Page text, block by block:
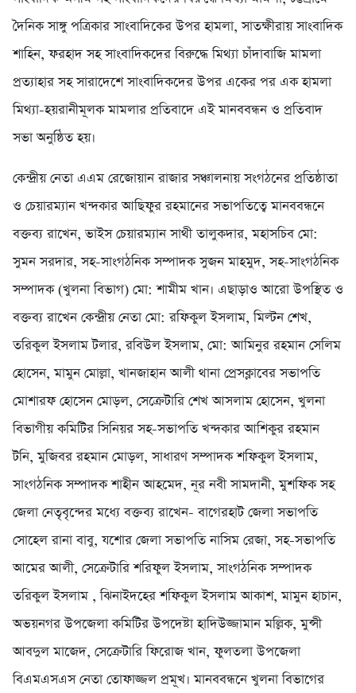
দৈনিক সাঙ্গু পত্রিকার সাংবাদিকের উপর হামলা, সাতক্ষীরায় সাংবাদিক
শাহিন, ফরহাদ সহ সাংবাদিকদের বিরুদ্ধে মিথ্যা চাঁদাবাজি মামলা
প্রত্যাহার সহ সারাদেশে সাংবাদিকদের উপর একের পর এক হামলা
মিথ্যা-হয়রানীমূলক মামলার প্রতিবাদে এই মানববন্ধন ও প্রতিবাদ
সভা অনুষ্ঠিত হয়।
কেন্দ্রীয় নেতা এএম রেজোয়ান রাজার সঞ্চালনায় সংগঠনের প্রতিষ্ঠাতা
ও চেয়ারম্যান খন্দকার আছিফুর রহমানের সভাপতিত্বে মানববন্ধনে
বক্তব্য রাখেন, ভাইস চেয়ারম্যান সাথী তালুকদার, মহাসচিব মো:
সুমন সরদার, সহ-সাংগঠনিক সম্পাদক সুজন মাহমুদ, সহ-সাংগঠনিক
সম্পাদক (খুলনা বিভাগ) মো: শামীম খান। এছাড়াও আরো উপস্থিত ও
বক্তব্য রাখেন কেন্দ্রীয় নেতা মো: রফিকুল ইসলাম, মিল্টন শেখ,
তরিকুল ইসলাম টলার, রবিউল ইসলাম, মো: আমিনুর রহমান সেলিম
হোসেন, মামুন মোল্লা, খানজাহান আলী থানা প্রেসক্লাবের সভাপতি
মোশারফ হোসেন মোড়ল, সেক্রেটারি শেখ আসলাম হোসেন, খুলনা
বিভাগীয় কমিটির সিনিয়র সহ-সভাপতি খন্দকার আশিকুর রহমান
টনি, মুজিবর রহমান মোড়ল, সাধারণ সম্পাদক শফিকুল ইসলাম,
সাংগঠনিক সম্পাদক শাহীন আহমেদ, নূর নবী সামদানী, মুশফিক সহ
জেলা নেতৃবৃন্দের মধ্যে বক্তব্য রাখেন- বাগেরহাট জেলা সভাপতি
সোহেল রানা বাবু, যশোর জেলা সভাপতি নাসিম রেজা, সহ-সভাপতি
আমের আলী, সেক্রেটারি শরিফুল ইসলাম, সাংগঠনিক সম্পাদক
তরিকুল ইসলাম , ঝিনাইদহের শফিকুল ইসলাম আকাশ, মামুন হাচান,
অভয়নগর উপজেলা কমিটির উপদেষ্টা হাদিউজ্জামান মল্লিক, মুন্সী
আবদুল মাজেদ, সেক্রেটারি ফিরোজ খান, ফুলতলা উপজেলা
বিএমএসএস নেতা তোফাজ্জল প্রমূখ। মানববন্ধনে খুলনা বিভাগের